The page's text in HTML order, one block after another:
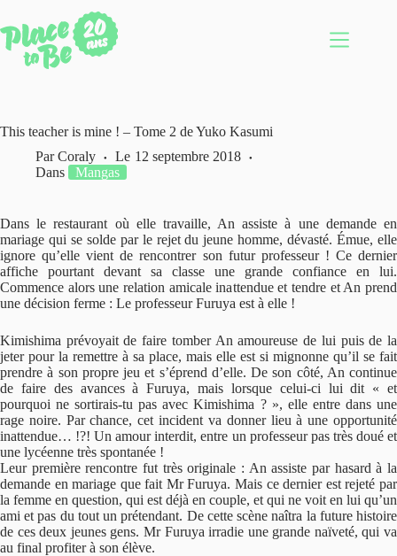
au
contenu
This teacher is mine ! – Tome 2 de Yuko Kasumi
Par Coraly Le 12 septembre 2018
Dans
Mangas
Dans le restaurant où elle travaille, An assiste à une demande en
mariage qui se solde par le rejet du jeune homme, dévasté. Émue, elle
ignore qu’elle vient de rencontrer son futur professeur ! Ce dernier
affiche pourtant devant sa classe une grande confiance en lui.
Commence alors une relation amicale inattendue et tendre et An prend
une décision ferme : Le professeur Furuya est à elle !
Kimishima prévoyait de faire tomber An amoureuse de lui puis de la
jeter pour la remettre à sa place, mais elle est si mignonne qu’il se fait
prendre à son propre jeu et s’éprend d’elle. De son côté, An continue
de faire des avances à Furuya, mais lorsque celui-ci lui dit « et
pourquoi ne sortirais-tu pas avec Kimishima ? », elle entre dans une
rage noire. Par chance, cet incident va donner lieu à une opportunité
inattendue… !?! Un amour interdit, entre un professeur pas très doué et
une lycéenne très spontanée !
Leur première rencontre fut très originale : An assiste par hasard à la
demande en mariage que fait Mr Furuya. Mais ce dernier est rejeté par
la femme en question, qui est déjà en couple, et qui ne voit en lui qu’un
ami et pas du tout un prétendant. De cette scène naîtra la future histoire
de ces deux jeunes gens. Mr Furuya irradie une grande naïveté, qui va
au final profiter à son élève.